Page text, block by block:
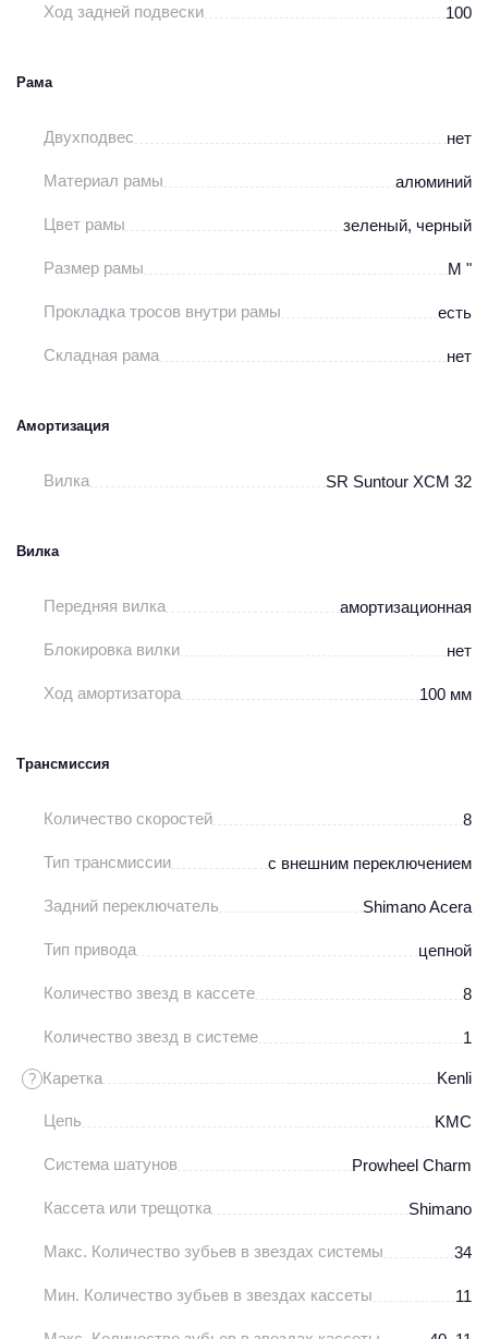
Ход задней подвески 100
Рама
Двухподвес нет
Материал рамы алюминий
Цвет рамы зеленый, черный
Размер рамы М "
Прокладка тросов внутри рамы есть
Складная рама нет
Амортизация
Вилка SR Suntour XCM 32
Вилка
Передняя вилка амортизационная
Блокировка вилки нет
Ход амортизатора 100 мм
Трансмиссия
Количество скоростей 8
Тип трансмиссии с внешним переключением
Задний переключатель Shimano Acera
Тип привода цепной
Количество звезд в кассете 8
Количество звезд в системе 1
Каретка
? Kenli
Цепь KMC
Система шатунов Prowheel Charm
Кассета или трещотка Shimano
Макс. Количество зубьев в звездах системы 34
Мин. Количество зубьев в звездах кассеты 11